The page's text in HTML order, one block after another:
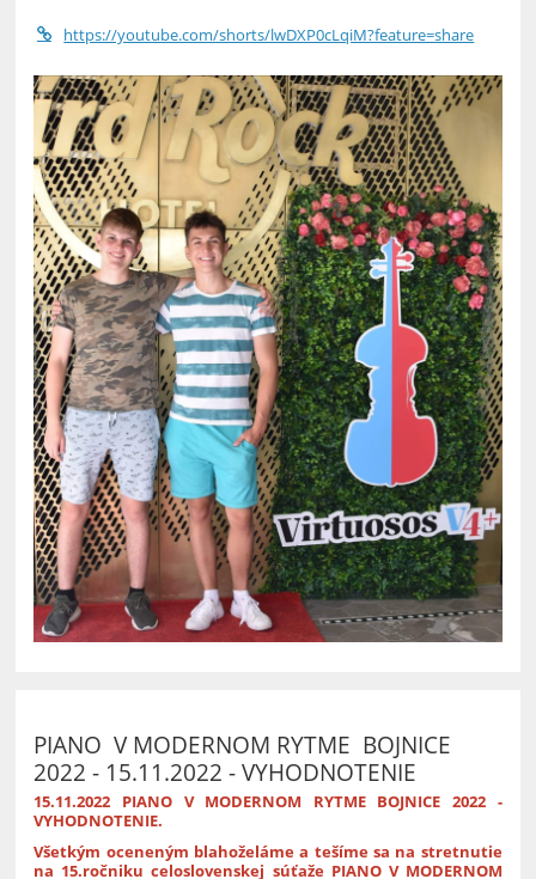
https://youtube.com/shorts/lwDXP0cLqiM?feature=share
PIANO V MODERNOM RYTME BOJNICE
2022 - 15.11.2022 - VYHODNOTENIE
15.11.2022 PIANO V MODERNOM RYTME BOJNICE 2022 -
VYHODNOTENIE.
Všetkým oceneným blahoželáme a tešíme sa na stretnutie
na 15.ročniku celoslovenskej súťaže PIANO V MODERNOM